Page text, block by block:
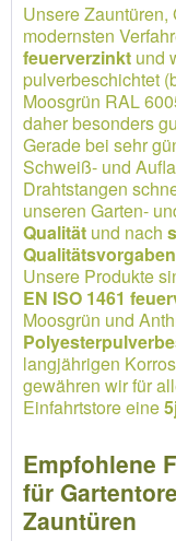
Unsere Zauntüren,
modernsten
feuerverzinkt und
pulverbeschichtet
Moosgrün RAL
daher besonders
Gerade bei sehr
Schweiß- und
Drahtstangen
unseren Garten-
Qualität und nach
Qualitätsvorgaben
Unsere Produkte
EN ISO 1461
Moosgrün und
langjährigen
gewähren wir für
Einfahrtstore eine
Empfohlene
für
Zauntüren